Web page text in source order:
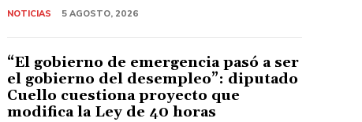
NOTICIAS 5 AGOSTO, 2026
“El gobierno de emergencia pasó a ser
el gobierno del desempleo”: diputado
Cuello cuestiona proyecto que
modifica la Ley de 40 horas